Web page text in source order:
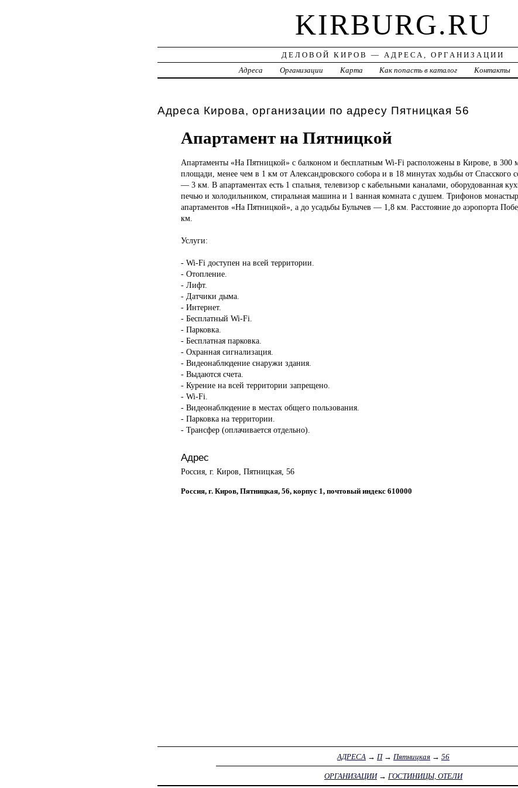
KIRBURG.RU
ДЕЛОВОЙ КИРОВ — АДРЕСА, ОРГАНИЗАЦИИ
Адреса
Организации Карта Как попасть в каталог Контакты
Адреса Кирова, организации по адресу Пятницкая 56
Апартамент на Пятницкой
Апартаменты «На Пятницкой» с балконом и бесплатным Wi-Fi расположены в Кирове, в 300
площади, менее чем в 1 км от Александровского собора и в 18 минутах ходьбы от Спасского
— 3 км. В апартаментах есть 1 спальня, телевизор с кабельными каналами, оборудованная
печью и холодильником, стиральная машина и 1 ванная комната с душем. Трифонов
апартаментов «На Пятницкой», а до усадьбы Булычев — 1,8 км. Расстояние до аэропорта
км.
Услуги:
- Wi-Fi доступен на всей территории.
- Отопление.
- Лифт.
- Датчики дыма.
- Интернет.
- Бесплатный Wi-Fi.
- Парковка.
- Бесплатная парковка.
- Охранная сигнализация.
- Видеонаблюдение снаружи здания.
- Выдаются счета.
- Курение на всей территории запрещено.
- Wi-Fi.
- Видеонаблюдение в местах общего пользования.
- Парковка на территории.
- Трансфер (оплачивается отдельно).
Адрес
Россия, г. Киров, Пятницкая, 56
Россия, г. Киров, Пятницкая, 56, корпус 1, почтовый индекс 610000
АДРЕСА → П→ Пятницкая→ 56
ОРГАНИЗАЦИИ→ ГОСТИНИЦЫ, ОТЕЛИ